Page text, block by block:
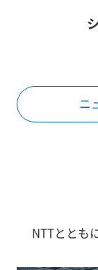
ニ
NTTととも